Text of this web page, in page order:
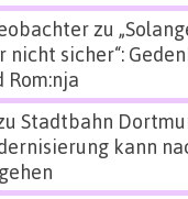
zu
nicht sicher“:
Rom:nja
Stadtbahn
kann